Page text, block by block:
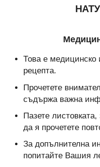
Това е медицинско
рецепта.
Прочетете
съдържа важна
Пазете
да я прочетете
За допълнителна
попитайте Вашия